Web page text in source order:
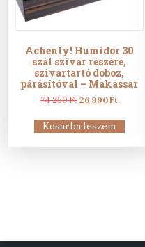
Achenty! Humidor 30
szál szivar részére,
szivartartó doboz,
párásítóval – Makassar
74 250Ft Original
was:
74
26 990FtCurrent
is:
26
Kosárba teszem